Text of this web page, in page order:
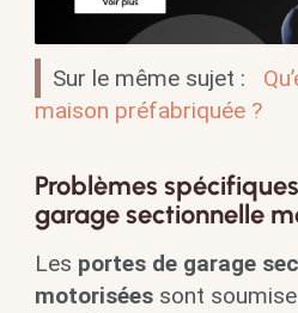
Sur le même sujet :
maison préfabriquée ?
Problèmes
garage sectionnelle
Les portes de garage
motoriséessont